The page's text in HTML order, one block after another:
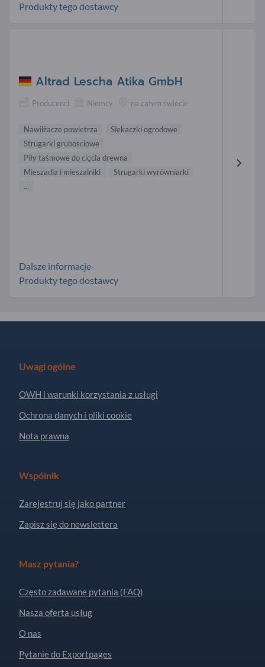
Produkty tego dostawcy
Altrad Lescha Atika GmbH
Producenci Niemcy na całym świecie
Nawilżacze powietrza
Siekaczki ogrodowe
Strugarki grubosciowe
Piły taśmowe do cięcia drewna
Mieszadla i mieszalniki
Strugarki wyrówniarki
...
Dalsze informacje-
Produkty tego dostawcy
Uwagi ogólne
OWH i warunki korzystania z usługi
Ochrona danych i pliki cookie
Nota prawna
Wspólnik
Zarejestruj się jako partner
Zapisz się do newslettera
Masz pytania?
Często zadawane pytania (FAQ)
Nasza oferta usług
O nas
Pytanie do Exportpages